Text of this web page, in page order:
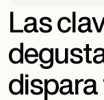
Las